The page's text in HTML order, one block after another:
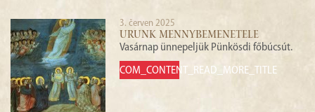
3. červen 2025
URUNK MENNYBEMENETELE
Vasárnap ünnepeljük Pünkösdi főbúcsút.
COM_CONTENT_READ_MORE_TITLE